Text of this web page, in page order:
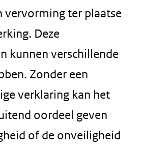
vervorming ter plaatse
Deze
kunnen verschillende
Zonder een
verklaring kan het
oordeel geven
of de onveiligheid